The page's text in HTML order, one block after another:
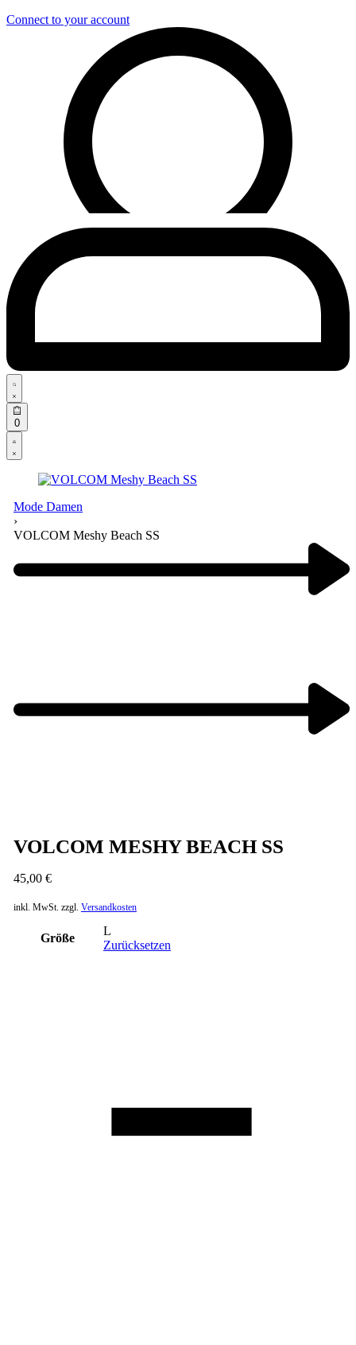
Connect to your account
Search
open
0Open
cart
Open
Account
details
Mode Damen
›
VOLCOM Meshy Beach SS
navigation
VOLCOM MESHY BEACH SS
45,00 €
inkl. MwSt. zzgl. Versandkosten
Größe
L
Zurücksetzen